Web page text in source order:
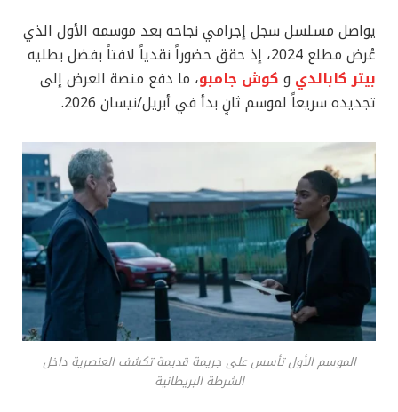
يواصل مسلسل سجل إجرامي نجاحه بعد موسمه الأول الذي
عُرض مطلع 2024، إذ حقق حضوراً نقدياً لافتاً بفضل بطليه
بيتر كابالدي و كوش جامبو، ما دفع منصة العرض إلى
تجديده سريعاً لموسم ثانٍ بدأ في أبريل/نيسان 2026.
الموسم الأول تأسس على جريمة قديمة تكشف العنصرية داخل
الشرطة البريطانية